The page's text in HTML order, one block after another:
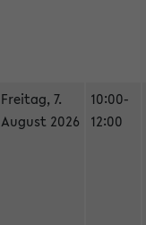
Freitag, 7.
August 2026
10:00-
12:00